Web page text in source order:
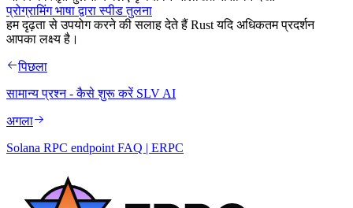
प्रोग्रामिंग भाषा द्वारा स्पीड तुलना
हम दृढ़ता से उपयोग करने की सलाह देते हैं Rust यदि अधिकतम प्रदर्शन
आपका लक्ष्य है।
पिछला
सामान्य प्रश्न - कैसे शुरू करें SLV AI
अगला
Solana RPC endpoint FAQ | ERPC